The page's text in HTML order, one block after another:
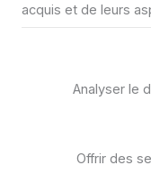
acquis et de leurs
Analyser le
Offrir des